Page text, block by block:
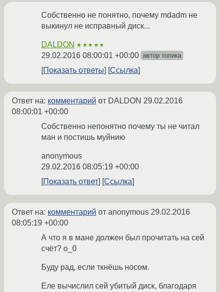
Собственно не понятно, почему mdadm не
выкинул не исправный диск...
DALDON ★★★★★
29.02.2016 08:00:01 +00:00 автор топика
Показать ответы Ссылка
Ответ на: комментарий от DALDON 29.02.2016
08:00:01 +00:00
Собственно непонятно почему ты не читал
ман и постишь муйнию
anonymous
29.02.2016 08:05:19 +00:00
Показать ответ
Ссылка
Ответ на: комментарий от anonymous 29.02.2016
08:05:19 +00:00
А что я в мане должен был прочитать на сей
счёт? o_0
Буду рад, если ткнёшь носом.
Еле вычислил сей убитый диск, благодаря